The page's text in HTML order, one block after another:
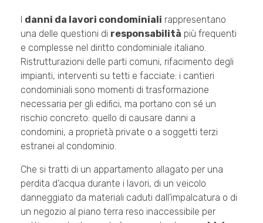
I danni da lavori condominiali rappresentano
una delle questioni di responsabilità più frequenti
e complesse nel diritto condominiale italiano.
Ristrutturazioni delle parti comuni, rifacimento degli
impianti, interventi su tetti e facciate: i cantieri
condominiali sono momenti di trasformazione
necessaria per gli edifici, ma portano con sé un
rischio concreto: quello di causare danni a
condomini, a proprietà private o a soggetti terzi
estranei al condominio.
Che si tratti di un appartamento allagato per una
perdita d’acqua durante i lavori, di un veicolo
danneggiato da materiali caduti dall’impalcatura o di
un negozio al piano terra reso inaccessibile per